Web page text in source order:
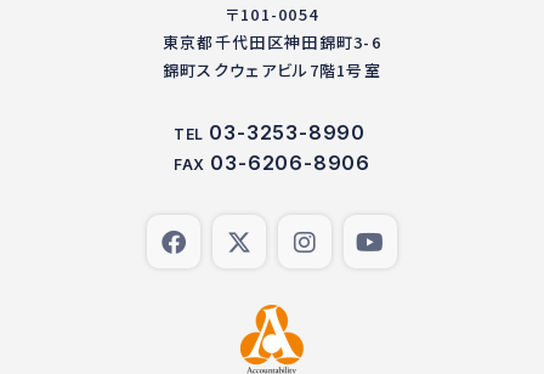
〒101-0054
東京都千代田区神田錦町3-6
錦町スクウェアビル7階1号室
TEL 03-3253-8990
FAX 03-6206-8906